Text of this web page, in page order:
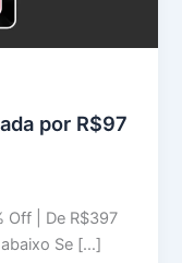
por R$97
Off | De R$397
Se […]